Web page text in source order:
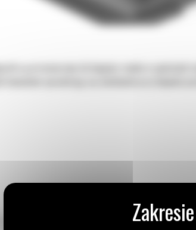
są przeznaczone do kopania rowów w